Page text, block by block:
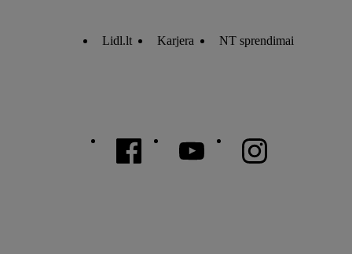
Lidl.lt Karjera NT sprendimai